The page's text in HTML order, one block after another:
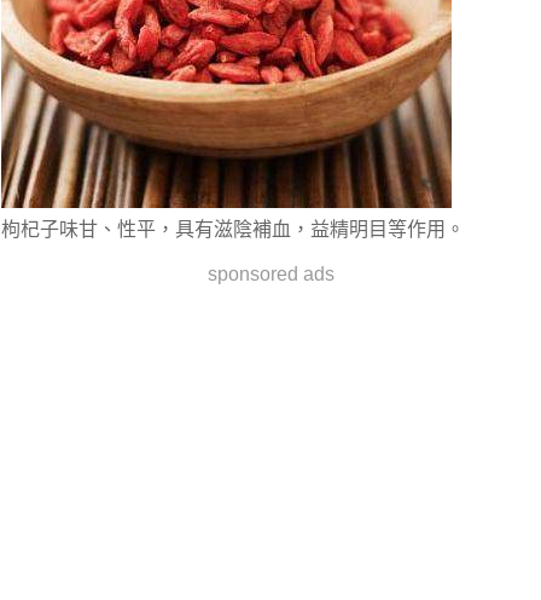
枸杞子味甘、性平，具有滋陰補血，益精明目等作用。
sponsored ads